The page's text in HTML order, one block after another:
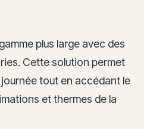
plus large avec des
Cette solution permet
tout en accédant le
et thermes de la